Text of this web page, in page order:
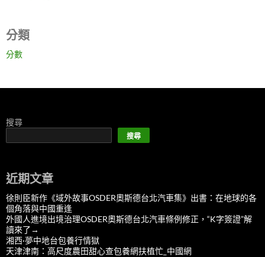
分類
分數
搜尋
搜尋
近期文章
徐則臣新作《域外故事OSDER奧斯德台北汽車集》出書：在地球的各
個角落與中國重逢
外國人進境出境治理OSDER奧斯德台北汽車條例修正，“K字簽證”解
讀來了→
湘西·夢中地台包養行情獄
天津津南：高尺度農田甜心查包養網扶植忙_中國網